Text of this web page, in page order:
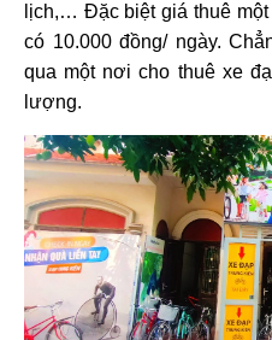
lịch,… Đặc biệt giá thuê
có 10.000 đồng/ ngày.
qua một nơi cho thuê xe
lượng.